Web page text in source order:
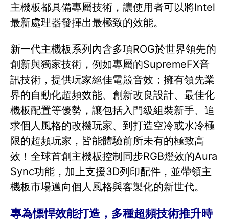
主機板都具備專屬技術，讓使用者可以將Intel
最新處理器發揮出最極致的效能。
新一代主機板系列內含多項ROG於世界領先的
創新與獨家技術，例如專屬的SupremeFX音
訊技術，提供玩家絕佳電競音效；擁有領先業
界的自動化超頻效能、創新改良設計、最佳化
機板配置等優勢，讓包括入門級組裝新手、追
求個人風格的改機玩家、到打造空冷或水冷極
限的超頻玩家，皆能體驗前所未有的極致高
效！全球首創主機板控制同步RGB燈效的Aura
Sync功能，加上支援3D列印配件，並帶領主
機板市場邁向個人風格與客製化的新世代。
專為慓悍效能打造，多種超頻技術推升時